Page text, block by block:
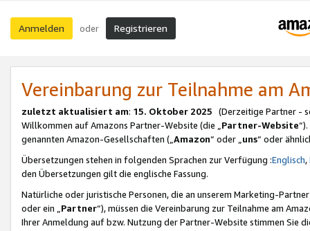
Anmelden oder Registrieren
Vereinbarung zur Teilnahme am
zuletzt aktualisiert am: 15. Oktober 2025 (Derzeitige Partner -
Willkommen auf Amazons Partner-Website (die „Partner-Website
genannten Amazon-Gesellschaften („Amazon“ oder „uns“ oder
Übersetzungen stehen in folgenden Sprachen zur Verfügung :Englisch,
den Übersetzungen gilt die englische Fassung.
Natürliche oder juristische Personen, die an unserem Marketing-
oder ein „Partner“), müssen die Vereinbarung zur Teilnahme am
Ihrer Anmeldung auf bzw. Nutzung der Partner-Website stimmen Sie